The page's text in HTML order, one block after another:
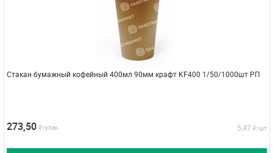
Стакан бумажный кофейный 400мл 90мм крафт KF400 1/50/1000шт РП
273,50 ₽/упак 5,47 ₽/шт